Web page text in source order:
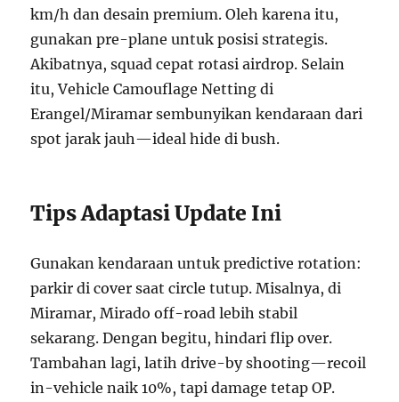
km/h dan desain premium. Oleh karena itu,
gunakan pre-plane untuk posisi strategis.
Akibatnya, squad cepat rotasi airdrop. Selain
itu, Vehicle Camouflage Netting di
Erangel/Miramar sembunyikan kendaraan dari
spot jarak jauh—ideal hide di bush.
Tips Adaptasi Update Ini
Gunakan kendaraan untuk predictive rotation:
parkir di cover saat circle tutup. Misalnya, di
Miramar, Mirado off-road lebih stabil
sekarang. Dengan begitu, hindari flip over.
Tambahan lagi, latih drive-by shooting—recoil
in-vehicle naik 10%, tapi damage tetap OP.